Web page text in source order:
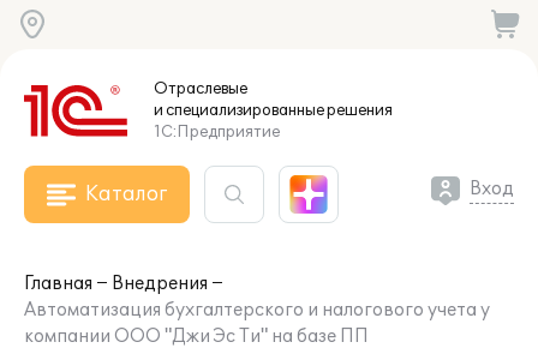
Отраслевые
и специализированныерешения
1С:Предприятие
Каталог Вход
Главная
Внедрения
Автоматизация бухгалтерского и налогового учета у
компании ООО "Джи Эс Ти" на базе ПП